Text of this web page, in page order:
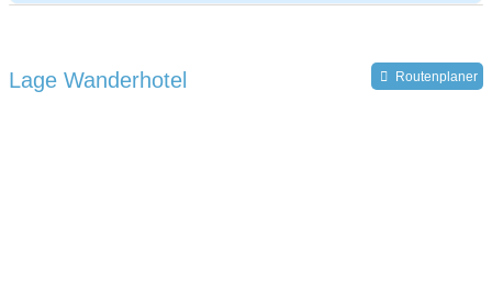
Lage Wanderhotel Routenplaner